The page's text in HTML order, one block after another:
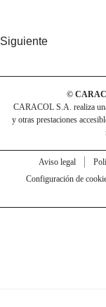
Siguiente
©
CARACOL S.A. realiza
y otras prestaciones
Aviso legal
Configuración de